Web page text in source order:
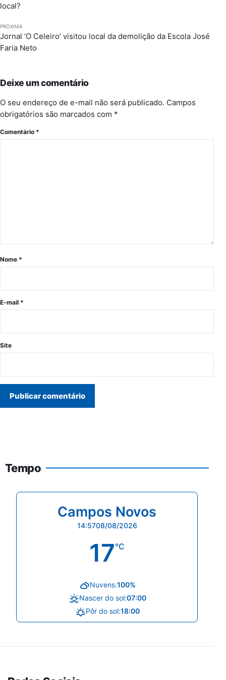
local?
PRÓXIMA
Jornal ‘O Celeiro’ visitou local da demolição da Escola José
Faria Neto
Deixe um comentário
O seu endereço de e-mail não será publicado. Campos
obrigatórios são marcados com *
Comentário *
Nome *
E-mail *
Site
Tempo
Campos Novos
14:5708/08/2026
17°C
Nuvens:100%
Nascer do sol:07:00
Pôr do sol:18:00